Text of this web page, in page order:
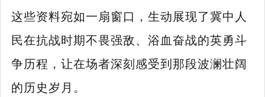
这些资料宛如一扇窗口，生动展现了冀中人
民在抗战时期不畏强敌、浴血奋战的英勇斗
争历程，让在场者深刻感受到那段波澜壮阔
的历史岁月。